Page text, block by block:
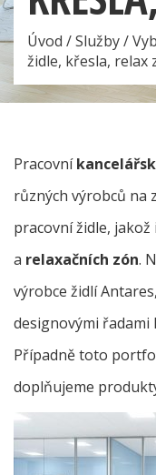
Úvod /Služby/
židle, křesla, relax
Pracovní
různých výrobců na
pracovní židle, jakož
a relaxačních zón.
výrobce židlí Antares,
designovými řadami
Případně toto
doplňujeme